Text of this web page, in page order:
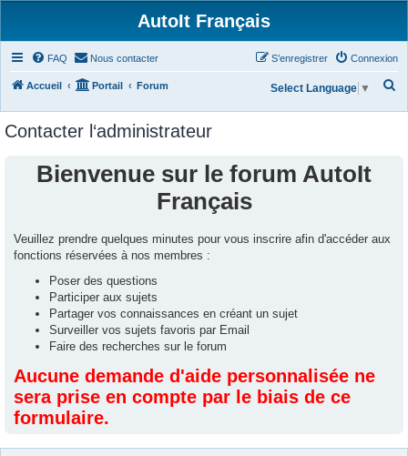
AutoIt Français
FAQ Nous contacter Connexion
S’enregistrer
Accueil Portail Forum Select Language ▼
Contacter l‘administrateur
Bienvenue sur le forum AutoIt
Français
Veuillez prendre quelques minutes pour vous inscrire afin d'accéder aux
fonctions réservées à nos membres :
Poser des questions
Participer aux sujets
Partager vos connaissances en créant un sujet
Surveiller vos sujets favoris par Email
Faire des recherches sur le forum
Aucune demande d'aide personnalisée ne
sera prise en compte par le biais de ce
formulaire.